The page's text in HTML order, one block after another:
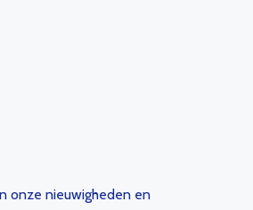
onze nieuwigheden en